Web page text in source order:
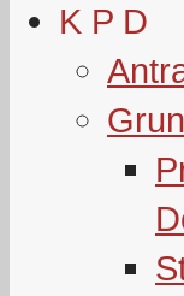
K P D